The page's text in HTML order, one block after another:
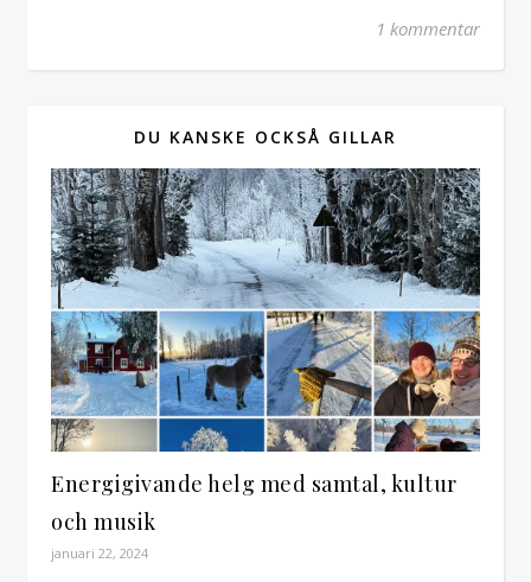
1 kommentar
DU KANSKE OCKSÅ GILLAR
Energigivande helg med samtal, kultur
och musik
januari 22, 2024